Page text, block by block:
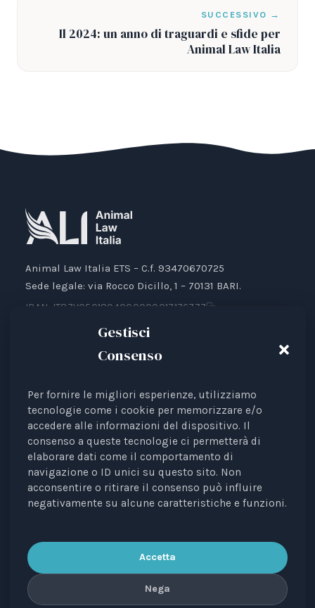
Gestisci
Consenso
Per fornire le migliori esperienze, utilizziamo
tecnologie come i cookie per memorizzare e/o
accedere alle informazioni del dispositivo. Il
consenso a queste tecnologie ci permetterà di
elaborare dati come il comportamento di
navigazione o ID unici su questo sito. Non
acconsentire o ritirare il consenso può influire
negativamente su alcune caratteristiche e funzioni.
Accetta
Nega
SUCCESSIVO →
Il 2024: un anno di traguardi e sfide per
Animal Law Italia
Animal Law Italia ETS – C.f. 93470670725
Sede legale: via Rocco Dicillo, 1 – 70131 BARI.
IBAN: IT87V0501804000000017176777
Animal Law Italia è un Ente del Terzo Settore avente
come finalità la tutela legale degli animali.
Iscrizione al RUNTS Rep. 4 del 01/03/2022.
L'associazione è riconosciuta come rappresentante di
interessi davanti alle Istituzioni europee.
La rivistaDiritti degli Animali. Profili Etici, Scientifici e
Giuridiciè testata periodica registrata al Tribunale di
responsabile: Avv. Elisa Scarpino.